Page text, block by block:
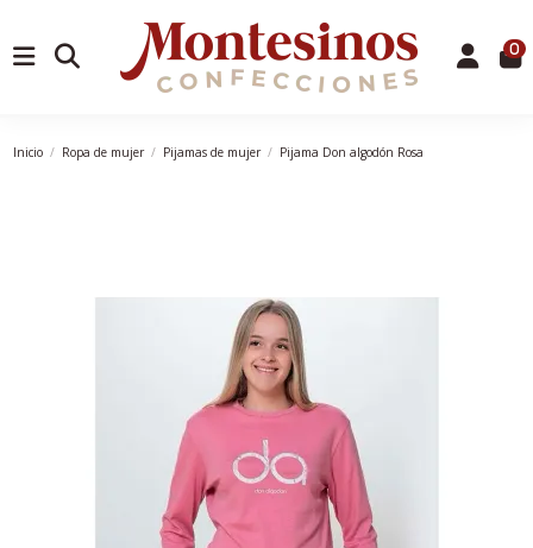
0
Inicio Ropa de mujer Pijamas de mujer Pijama Don algodón Rosa